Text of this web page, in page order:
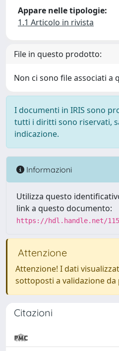
Appare nelle tipologie:
1.1 Articolo in rivista
File in questo prodotto:
Non ci sono file associati a
I documenti in IRIS sono
tutti i diritti sono riservati,
indicazione.
Informazioni
Utilizza questo
link a questo documento:
https://hdl.handle.net/
Attenzione
Attenzione! I dati
sottoposti a validazione
Citazioni